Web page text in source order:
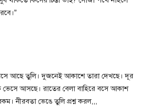
আছে তুলি। দুজনেই আকাশে তারা দেখছে। দূর
আসছে। রাতের বেলা বাহিরে বসে আকাশ
নীরবতা ভেঙে তুলি প্রশ্ন করল,,,